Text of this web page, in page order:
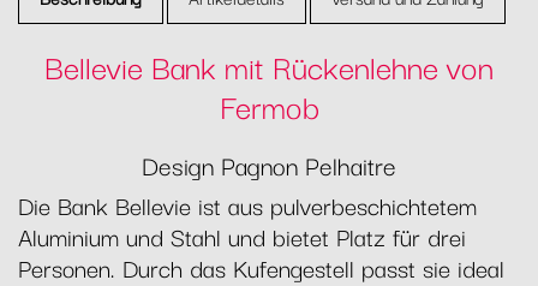
Bellevie Bank mit Rückenlehne von
Fermob
Design Pagnon Pelhaitre
Die Bank Bellevie ist aus pulverbeschichtetem
Aluminium und Stahl und bietet Platz für drei
Personen. Durch das Kufengestell passt sie ideal